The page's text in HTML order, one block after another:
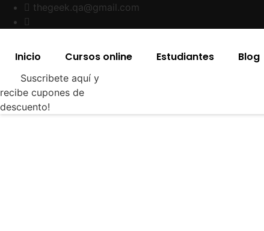
Skip
thegeek.qa@gmail.com
Inicio Cursos online Estudiantes Blog
Suscribete aquí y
recibe cupones de
descuento!